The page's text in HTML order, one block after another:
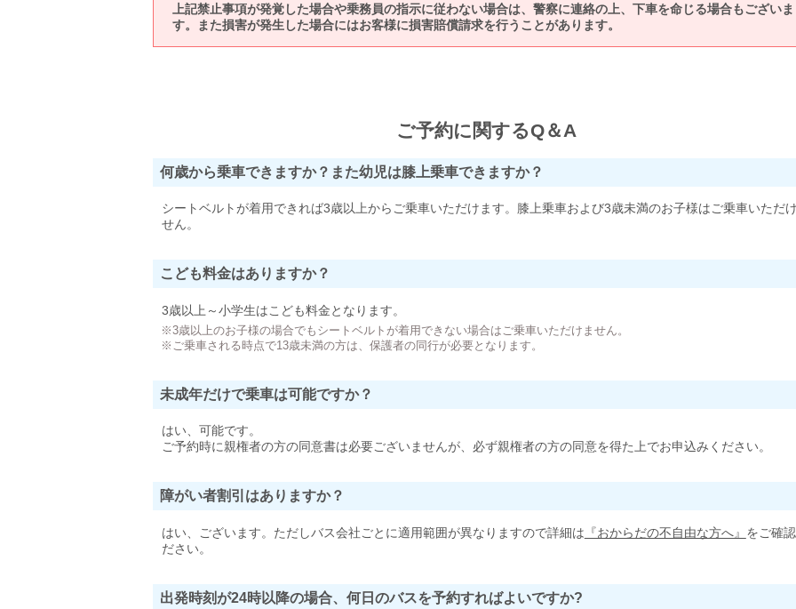
上記禁止事項が発覚した場合や乗務員の指示に従わない場合は、警察に連絡の上、下車を命じる場合もございま
す。また損害が発生した場合にはお客様に損害賠償請求を行うことがあります。
ご予約に関するQ＆A
何歳から乗車できますか？また幼児は膝上乗車できますか？
シートベルトが着用できれば3歳以上からご乗車いただけます。膝上乗車および3歳未満のお子様はご乗車いただ
せん。
こども料金はありますか？
3歳以上～小学生はこども料金となります。
※3歳以上のお子様の場合でもシートベルトが着用できない場合はご乗車いただけません。
※ご乗車される時点で13歳未満の方は、保護者の同行が必要となります。
未成年だけで乗車は可能ですか？
はい、可能です。
ご予約時に親権者の方の同意書は必要ございませんが、必ず親権者の方の同意を得た上でお申込みください。
障がい者割引はありますか？
はい、ございます。ただしバス会社ごとに適用範囲が異なりますので詳細は 『おからだの不自由な方へ』 をご確
ださい。
出発時刻が24時以降の場合、何日のバスを予約すればよいですか?